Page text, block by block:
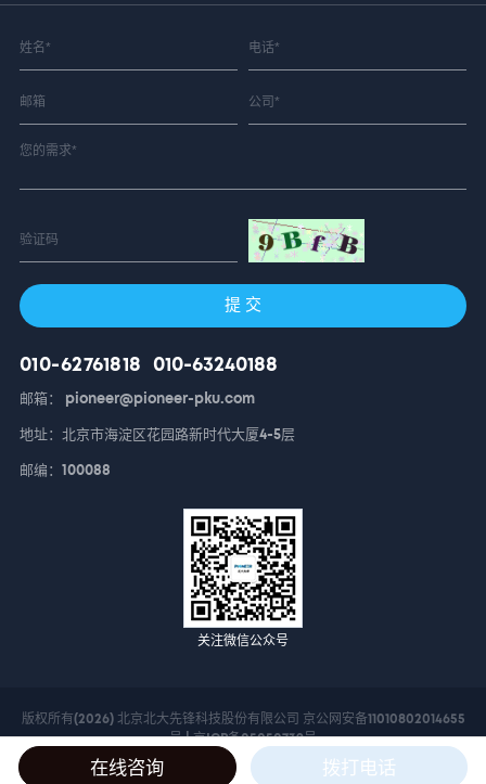
提 交
010-62761818 010-63240188
邮箱： pioneer@pioneer-pku.com
地址：北京市海淀区花园路新时代大厦4-5层
邮编：100088
关注微信公众号
版权所有(2026) 北京北大先锋科技股份有限公司 京公网安备11010802014655
号 |京ICP备05050739号
网站地图 法律声明 数据保护申明 创新创业平台 技术支持
在线咨询 拨打电话